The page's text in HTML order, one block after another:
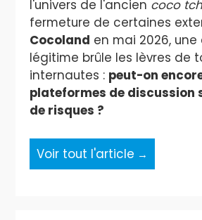
l'univers de l'ancien coco
fermeture de certaines
Cocoland en mai 2026,
légitime brûle les lèvres de
internautes : peut-on
plateformes de discussion
de risques ?
Voir tout l'article